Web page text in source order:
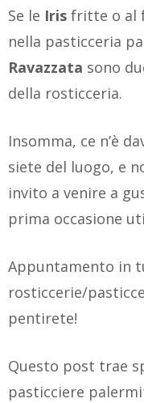
Se le Iris fritte o al
nella pasticceria
Ravazzata sono
della rosticceria.
Insomma, ce n’è
siete del luogo, e
invito a venire a
prima occasione
Appuntamento in
rosticcerie/
pentirete!
Questo post trae
pasticciere